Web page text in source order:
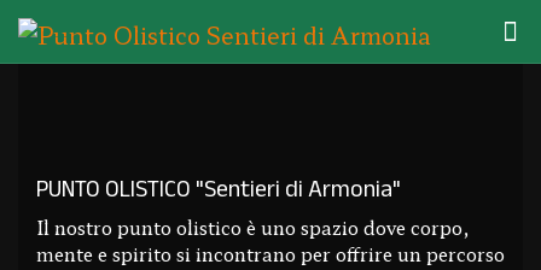
PUNTO OLISTICO "Sentieri di Armonia"
Il nostro punto olistico è uno spazio dove corpo,
mente e spirito si incontrano per offrire un percorso